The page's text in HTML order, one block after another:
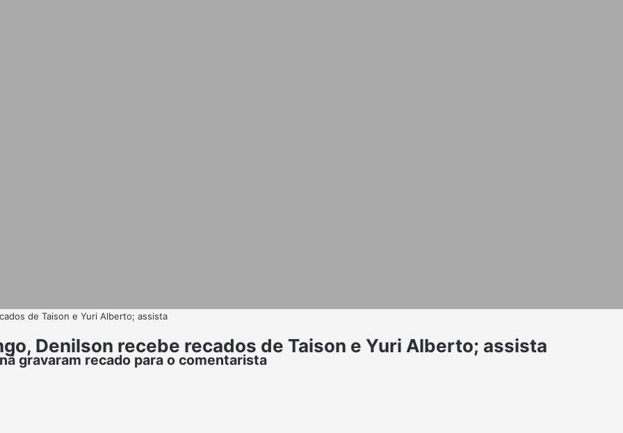
de Taison e Yuri Alberto; assista
Denilson recebe recados de Taison e Yuri Alberto; assista
gravaram recado para o comentarista